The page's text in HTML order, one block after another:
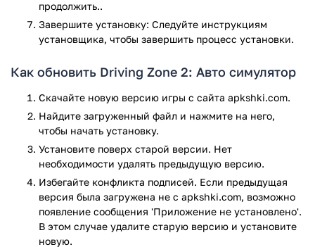
версия андроид которого 4.1 или же больше (в случае,
если данное требование не соответствует, то сыграть в
игру вам не получится).
Детальнее о мобильной игре Driving Zone
Driving Zone 2 можно назвать одной из лучших игр в своём
роде, ведь она действительно подтверждает свой статус.
Игра имеет достаточно большое количество плюсов и
практически отсутствуют минусы. Driving Zone 2 — одна из
лучших мобильных гонок.
Начнём с того, что в игре вам даётся возможность сыграть
не одним автомобилем и даже не двумя. Driving Zone 2
имеет большое количество машин, выбирайте ту, которая
продолжить..
Завершите установку: Следуйте инструкциям
установщика, чтобы завершить процесс установки.
Как обновить Driving Zone 2: Авто симулятор
Скачайте новую версию игры с сайта apkshki.com.
Найдите загруженный файл и нажмите на него,
чтобы начать установку.
Установите поверх старой версии. Нет
необходимости удалять предыдущую версию.
Избегайте конфликта подписей. Если предыдущая
версия была загружена не с apkshki.com, возможно
появление сообщения 'Приложение не установлено'.
В этом случае удалите старую версию и установите
новую.